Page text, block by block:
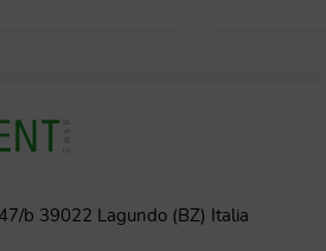
b 39022 Lagundo (BZ) Italia